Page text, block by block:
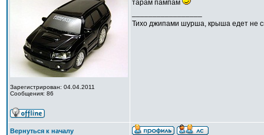
Зарегистрирован: 04.04.2011
Сообщения: 86
тарам пампам
Тихо джипами шурша, крыша едет не
Вернуться к началу